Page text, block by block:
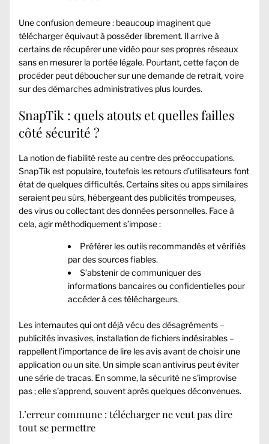
Une confusion demeure : beaucoup imaginent que
télécharger équivaut à posséder librement. Il arrive à
certains de récupérer une vidéo pour ses propres réseaux
sans en mesurer la portée légale. Pourtant, cette façon de
procéder peut déboucher sur une demande de retrait, voire
sur des démarches administratives plus lourdes.
SnapTik : quels atouts et quelles failles
côté sécurité ?
La notion de fiabilité reste au centre des préoccupations.
SnapTik est populaire, toutefois les retours d’utilisateurs font
état de quelques difficultés. Certains sites ou apps similaires
seraient peu sûrs, hébergeant des publicités trompeuses,
des virus ou collectant des données personnelles. Face à
cela, agir méthodiquement s’impose :
Préférer les outils recommandés et vérifiés
par des sources fiables.
S’abstenir de communiquer des
informations bancaires ou confidentielles pour
accéder à ces téléchargeurs.
Les internautes qui ont déjà vécu des désagréments –
publicités invasives, installation de fichiers indésirables –
rappellent l’importance de lire les avis avant de choisir une
application ou un site. Un simple scan antivirus peut éviter
une série de tracas. En somme, la sécurité ne s’improvise
pas ; elle s’apprend, souvent après quelques déconvenues.
L’erreur commune : télécharger ne veut pas dire
tout se permettre